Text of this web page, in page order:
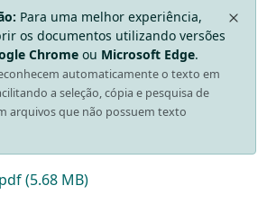
Para uma melhor experiência,
os documentos utilizando versões
Chrome ou Microsoft Edge.
automaticamente o texto em
a seleção, cópia e pesquisa de
arquivos que não possuem texto
(5.68 MB)